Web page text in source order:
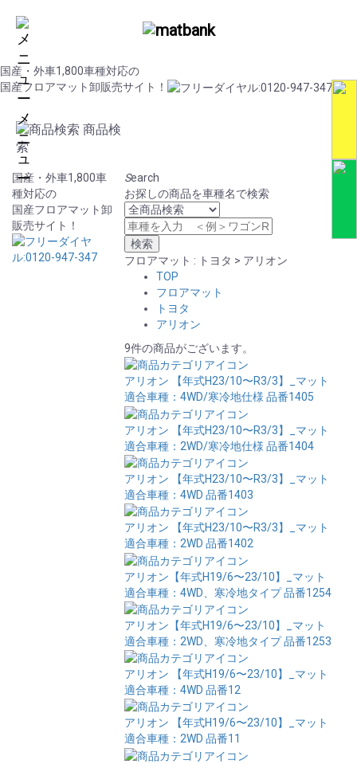
国産・外車1,800車種対応の
国産フロアマット卸販売サイト！
商品検
索
メ
ニ
ュ
ー
国産・外車1,800車
種対応の
国産フロアマット卸
販売サイト！
Search
お探しの商品を車種名で検索
フロアマット : トヨタ > アリオン
TOP
フロアマット
トヨタ
アリオン
9件の商品がございます。
アリオン 【年式H23/10〜R3/3】_マット
適合車種：4WD/寒冷地仕様 品番1405
アリオン 【年式H23/10〜R3/3】_マット
適合車種：2WD/寒冷地仕様 品番1404
アリオン 【年式H23/10〜R3/3】_マット
適合車種：4WD 品番1403
アリオン 【年式H23/10〜R3/3】_マット
適合車種：2WD 品番1402
アリオン【年式H19/6〜23/10】_マット
適合車種：4WD、寒冷地タイプ品番1254
アリオン【年式H19/6〜23/10】_マット
適合車種：2WD、寒冷地タイプ品番1253
アリオン 【年式H19/6〜23/10】_マット
適合車種：4WD 品番12
アリオン 【年式H19/6〜23/10】_マット
適合車種：2WD 品番11